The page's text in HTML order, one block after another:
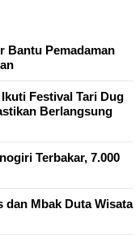
Bantu Pemadaman
Festival Tari Dug
Berlangsung
Terbakar, 7.000
dan Mbak Duta Wisata